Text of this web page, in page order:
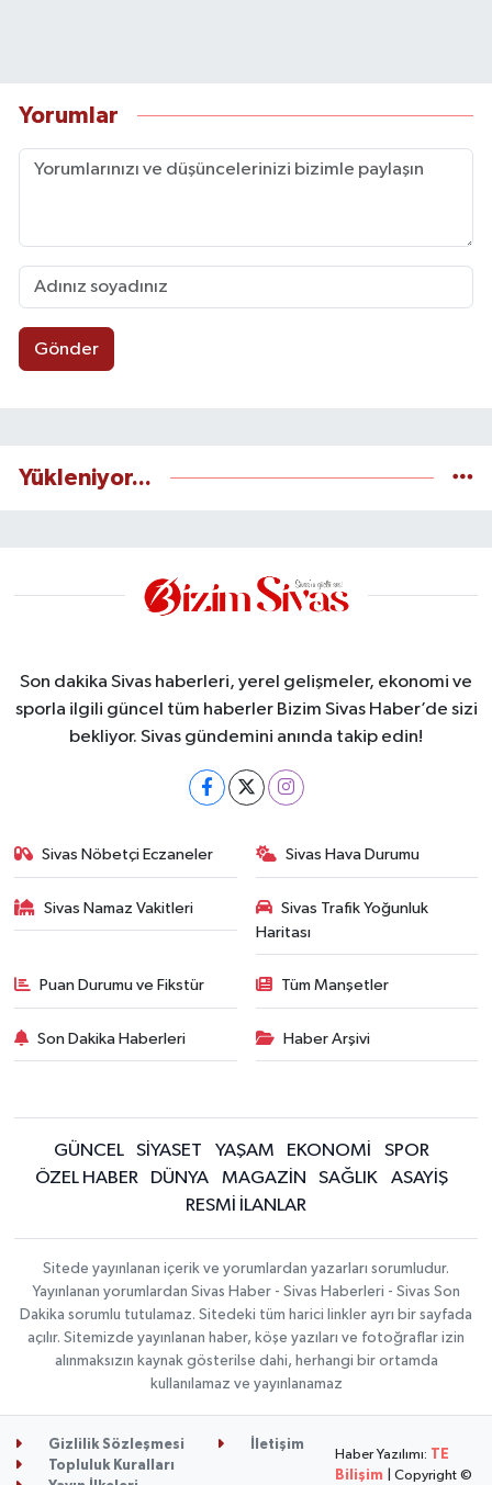
Yorumlar
Gönder
Yükleniyor...
Son dakika Sivas haberleri, yerel gelişmeler, ekonomi ve
sporla ilgili güncel tüm haberler Bizim Sivas Haber’de sizi
bekliyor. Sivas gündemini anında takip edin!
Sivas Nöbetçi Eczaneler Sivas Hava Durumu
Sivas Namaz Vakitleri
Sivas Trafik Yoğunluk
Haritası
Puan Durumu ve Fikstür Tüm Manşetler
Son Dakika Haberleri Haber Arşivi
GÜNCEL SİYASET YAŞAM EKONOMİ
SPOR
ÖZEL HABER
DÜNYA MAGAZİN SAĞLIK
ASAYİŞ
RESMİ İLANLAR
Sitede yayınlanan içerik ve yorumlardan yazarları sorumludur.
Yayınlanan yorumlardan Sivas Haber - Sivas Haberleri - Sivas Son
Dakika sorumlu tutulamaz. Sitedeki tüm harici linkler ayrı bir sayfada
açılır. Sitemizde yayınlanan haber, köşe yazıları ve fotoğraflar izin
alınmaksızın kaynak gösterilse dahi, herhangi bir ortamda
kullanılamaz ve yayınlanamaz
Gizlilik Sözleşmesi
İletişim
Topluluk Kuralları
Haber Yazılımı: TE
Bilişim | Copyright ©